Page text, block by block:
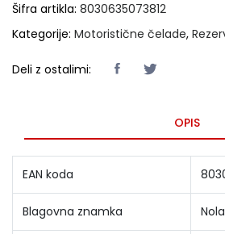
Šifra artikla: 8030635073812
Kategorije: Motoristične čelade,
Deli z ostalimi:
OPIS
EAN koda
Blagovna znamka